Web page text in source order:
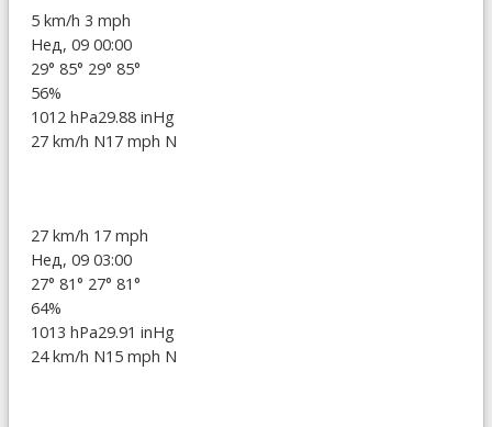
5 km/h 3 mph
Нед, 09 00:00
29° 85° 29° 85°
56%
1012 hPa29.88 inHg
27 km/h N17 mph N
27 km/h 17 mph
Нед, 09 03:00
27° 81° 27° 81°
64%
1013 hPa29.91 inHg
24 km/h N15 mph N